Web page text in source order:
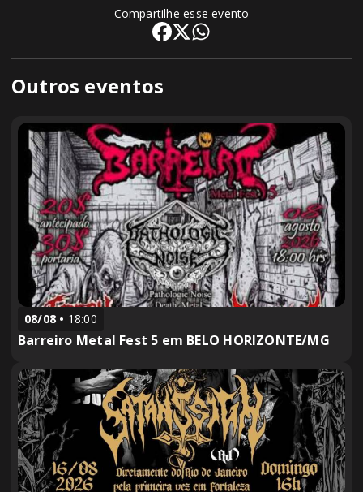
Outros eventos
08/08 18:00
Barreiro Metal Fest 5 em BELO HORIZONTE/MG
Compartilhe esse evento